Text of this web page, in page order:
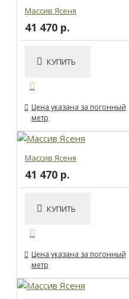
Массив Ясеня
41 470 р.
КУПИТЬ
Цена указана за погонный
метр
Массив Ясеня
41 470 р.
КУПИТЬ
Цена указана за погонный
метр